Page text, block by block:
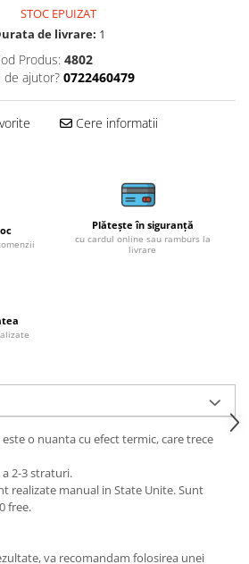
STOC EPUIZAT
de livrare: 1
Produs: 4802
de ajutor? 0722460479
Cere informatii
Plătește în siguranță
cu cardul online sau ramburs la
livrare
este o nuanta cu efect termic, care trece
2-3 straturi.
realizate manual in State Unite. Sunt
free.
va recomandam folosirea unei